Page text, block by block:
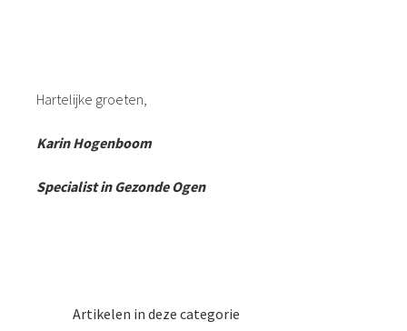
Hartelijke groeten,
Karin Hogenboom
Specialist in Gezonde Ogen
Artikelen in deze categorie